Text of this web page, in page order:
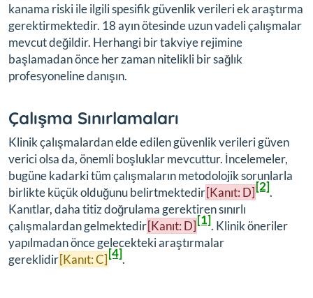
kanama riski ile ilgili spesifik güvenlik verileri ek araştırma
gerektirmektedir. 18 ayın ötesinde uzun vadeli çalışmalar
mevcut değildir. Herhangi bir takviye rejimine
başlamadan önce her zaman nitelikli bir sağlık
profesyoneline danışın.
Çalışma Sınırlamaları
Klinik çalışmalardan elde edilen güvenlik verileri güven
verici olsa da, önemli boşluklar mevcuttur. İncelemeler,
bugüne kadarki tüm çalışmaların metodolojik sorunlarla
birlikte küçük olduğunu belirtmektedir[Kanıt: D][2].
Kanıtlar, daha titiz doğrulama gerektiren sınırlı
çalışmalardan gelmektedir[Kanıt: D][1]. Klinik öneriler
yapılmadan önce gelecekteki araştırmalar
gereklidir[Kanıt: C][4].